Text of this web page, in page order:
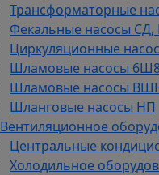
Трансформаторные
Фекальные насосы
Циркуляционные
Шламовые насосы
Шламовые насосы
Шланговые насосы НП
Вентиляционное
Центральные
Холодильное